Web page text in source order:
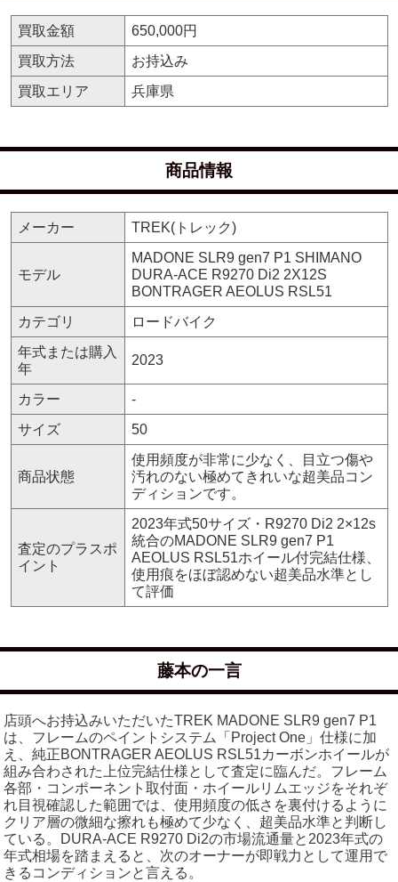
買取金額
650,000円
買取方法
お持込み
買取エリア
兵庫県
商品情報
メーカー TREK(トレック)
モデル
MADONE SLR9 gen7 P1 SHIMANO
DURA-ACE R9270 Di2 2X12S
BONTRAGER AEOLUS RSL51
カテゴリ
ロードバイク
年式または購入
年
2023
カラー
-
サイズ
50
商品状態
使用頻度が非常に少なく、目立つ傷や
汚れのない極めてきれいな超美品コン
ディションです。
査定のプラスポ
イント
2023年式50サイズ・R9270 Di2 2×12s
統合のMADONE SLR9 gen7 P1
AEOLUS RSL51ホイール付完結仕様、
使用痕をほぼ認めない超美品水準とし
て評価
藤本の一言
店頭へお持込みいただいたTREK MADONE SLR9 gen7 P1
は、フレームのペイントシステム「Project One」仕様に加
え、純正BONTRAGER AEOLUS RSL51カーボンホイールが
組み合わされた上位完結仕様として査定に臨んだ。フレーム
各部・コンポーネント取付面・ホイールリムエッジをそれぞ
れ目視確認した範囲では、使用頻度の低さを裏付けるように
クリア層の微細な擦れも極めて少なく、超美品水準と判断し
ている。DURA-ACE R9270 Di2の市場流通量と2023年式の
年式相場を踏まえると、次のオーナーが即戦力として運用で
きるコンディションと言える。